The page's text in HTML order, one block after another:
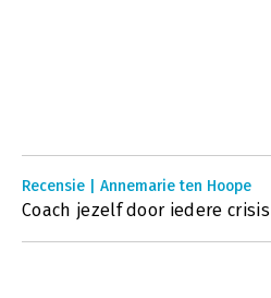
Recensie | Annemarie ten Hoope
Coach jezelf door iedere crisis